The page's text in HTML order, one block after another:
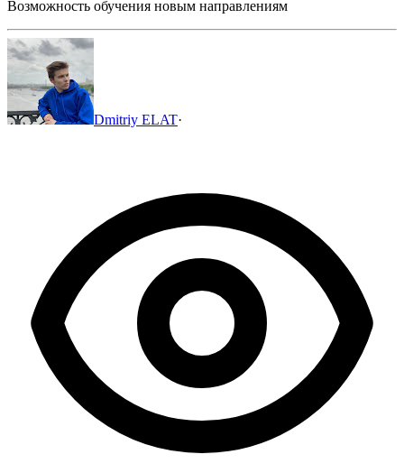
Возможность обучения новым направлениям
Dmitriy ELAT·